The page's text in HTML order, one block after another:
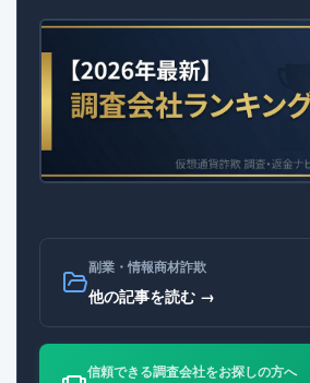
副業・情報商材詐欺
他の記事を読む →
信頼できる調査会社をお探しの方へ